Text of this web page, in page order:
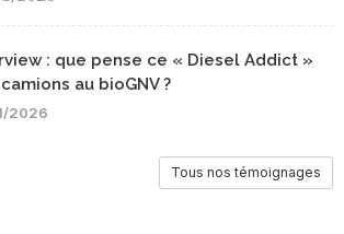
: que pense ce « Diesel Addict »
au bioGNV ?
2026
Tous nos témoignages